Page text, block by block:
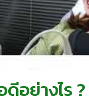
อย่างไร ?